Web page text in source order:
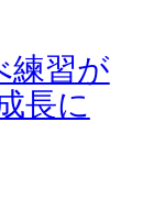
練習が
長に